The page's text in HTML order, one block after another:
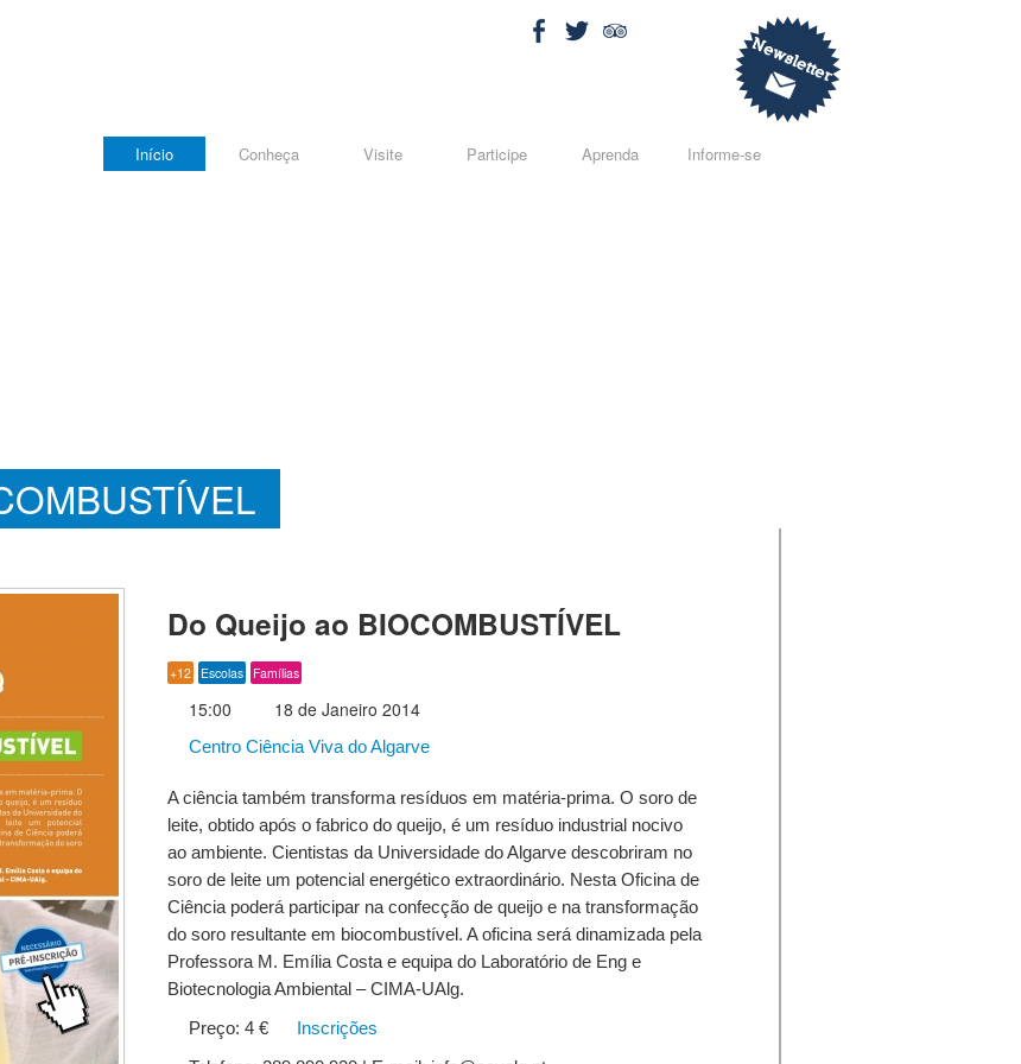
Início Conheça Visite Participe Aprenda Informe-se
Do Queijo ao BIOCOMBUSTÍVEL
+12 Escolas Famílias
15:00 18 de Janeiro 2014
Centro Ciência Viva do Algarve
A ciência também transforma resíduos em matéria-prima. O soro de
leite, obtido após o fabrico do queijo, é um resíduo industrial nocivo
ao ambiente. Cientistas da Universidade do Algarve descobriram no
soro de leite um potencial energético extraordinário. Nesta Oficina de
Ciência poderá participar na confecção de queijo e na transformação
do soro resultante em biocombustível. A oficina será dinamizada pela
Professora M. Emília Costa e equipa do Laboratório de Eng e
Biotecnologia Ambiental – CIMA-UAlg.
Preço: 4 €
Inscrições